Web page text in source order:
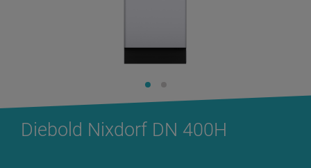
Diebold Nixdorf DN 400H